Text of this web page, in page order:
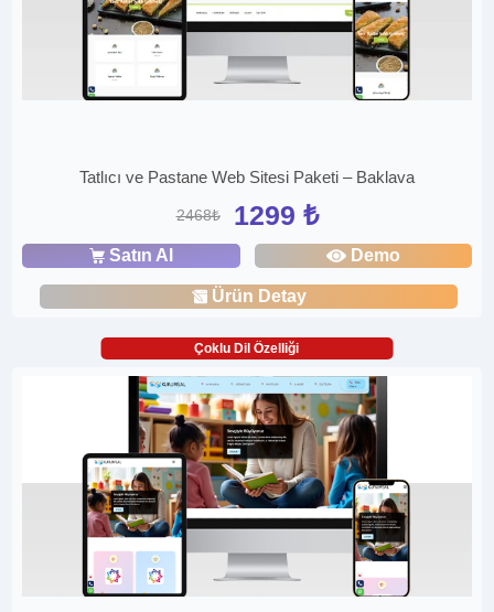
Tatlıcı ve Pastane Web Sitesi Paketi – Baklava
2468₺ 1299 ₺
Satın Al Demo
Ürün Detay
Çoklu Dil Özelliği